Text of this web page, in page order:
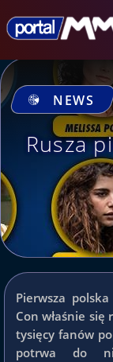
NEWS
Rusza
Pierwsza
Con właśnie się
tysięcy fanów
potrwa do